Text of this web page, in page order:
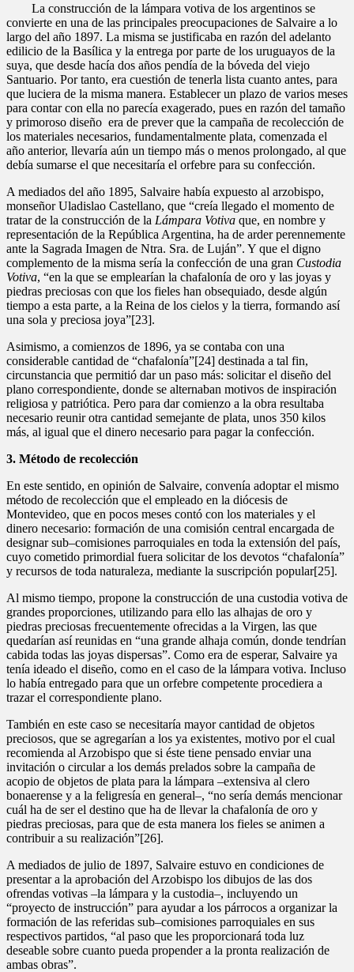
La construcción de la lámpara votiva de los argentinos se
convierte en una de las principales preocupaciones de Salvaire a lo
largo del año 1897. La misma se justificaba en razón del adelanto
edilicio de la Basílica y la entrega por parte de los uruguayos de la
suya, que desde hacía dos años pendía de la bóveda del viejo
Santuario. Por tanto, era cuestión de tenerla lista cuanto antes, para
que luciera de la misma manera. Establecer un plazo de varios meses
para contar con ella no parecía exagerado, pues en razón del tamaño
y primoroso diseño era de prever que la campaña de recolección de
los materiales necesarios, fundamentalmente plata, comenzada el
año anterior, llevaría aún un tiempo más o menos prolongado, al que
debía sumarse el que necesitaría el orfebre para su confección.
A mediados del año 1895, Salvaire había expuesto al arzobispo,
monseñor Uladislao Castellano, que “creía llegado el momento de
tratar de la construcción de la Lámpara Votiva que, en nombre y
representación de la República Argentina, ha de arder perennemente
ante la Sagrada Imagen de Ntra. Sra. de Luján”. Y que el digno
complemento de la misma sería la confección de una gran Custodia
Votiva, “en la que se emplearían la chafalonía de oro y las joyas y
piedras preciosas con que los fieles han obsequiado, desde algún
tiempo a esta parte, a la Reina de los cielos y la tierra, formando así
una sola y preciosa joya”[23].
Asimismo, a comienzos de 1896, ya se contaba con una
considerable cantidad de “chafalonía”[24] destinada a tal fin,
circunstancia que permitió dar un paso más: solicitar el diseño del
plano correspondiente, donde se alternaban motivos de inspiración
religiosa y patriótica. Pero para dar comienzo a la obra resultaba
necesario reunir otra cantidad semejante de plata, unos 350 kilos
más, al igual que el dinero necesario para pagar la confección.
3. Método de recolección
En este sentido, en opinión de Salvaire, convenía adoptar el mismo
método de recolección que el empleado en la diócesis de
Montevideo, que en pocos meses contó con los materiales y el
dinero necesario: formación de una comisión central encargada de
designar sub–comisiones parroquiales en toda la extensión del país,
cuyo cometido primordial fuera solicitar de los devotos “chafalonía”
y recursos de toda naturaleza, mediante la suscripción popular[25].
Al mismo tiempo, propone la construcción de una custodia votiva de
grandes proporciones, utilizando para ello las alhajas de oro y
piedras preciosas frecuentemente ofrecidas a la Virgen, las que
quedarían así reunidas en “una grande alhaja común, donde tendrían
cabida todas las joyas dispersas”. Como era de esperar, Salvaire ya
tenía ideado el diseño, como en el caso de la lámpara votiva. Incluso
lo había entregado para que un orfebre competente procediera a
trazar el correspondiente plano.
También en este caso se necesitaría mayor cantidad de objetos
preciosos, que se agregarían a los ya existentes, motivo por el cual
recomienda al Arzobispo que si éste tiene pensado enviar una
invitación o circular a los demás prelados sobre la campaña de
acopio de objetos de plata para la lámpara –extensiva al clero
bonaerense y a la feligresía en general–, “no sería demás mencionar
cuál ha de ser el destino que ha de llevar la chafalonía de oro y
piedras preciosas, para que de esta manera los fieles se animen a
contribuir a su realización”[26].
A mediados de julio de 1897, Salvaire estuvo en condiciones de
presentar a la aprobación del Arzobispo los dibujos de las dos
ofrendas votivas –la lámpara y la custodia–, incluyendo un
“proyecto de instrucción” para ayudar a los párrocos a organizar la
formación de las referidas sub–comisiones parroquiales en sus
respectivos partidos, “al paso que les proporcionará toda luz
deseable sobre cuanto pueda propender a la pronta realización de
ambas obras”.